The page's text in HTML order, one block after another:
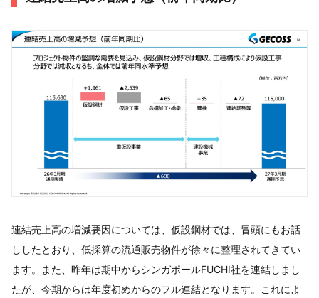
連結売上高の増減要因については、仮設鋼材では、冒頭にもお話
ししたとおり、低採算の流通販売物件が徐々に整理されてきてい
ます。また、昨年は期中からシンガポールFUCHI社を連結しまし
たが、今期からは年度初めからのフル連結となります。これによ